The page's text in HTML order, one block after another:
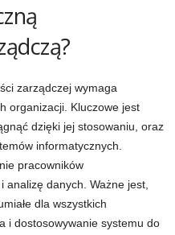
zarządczej wymaga
organizacji. Kluczowe jest
dzięki jej stosowaniu, oraz
informatycznych.
pracowników
danych. Ważne jest,
dla wszystkich
i dostosowywanie systemu do